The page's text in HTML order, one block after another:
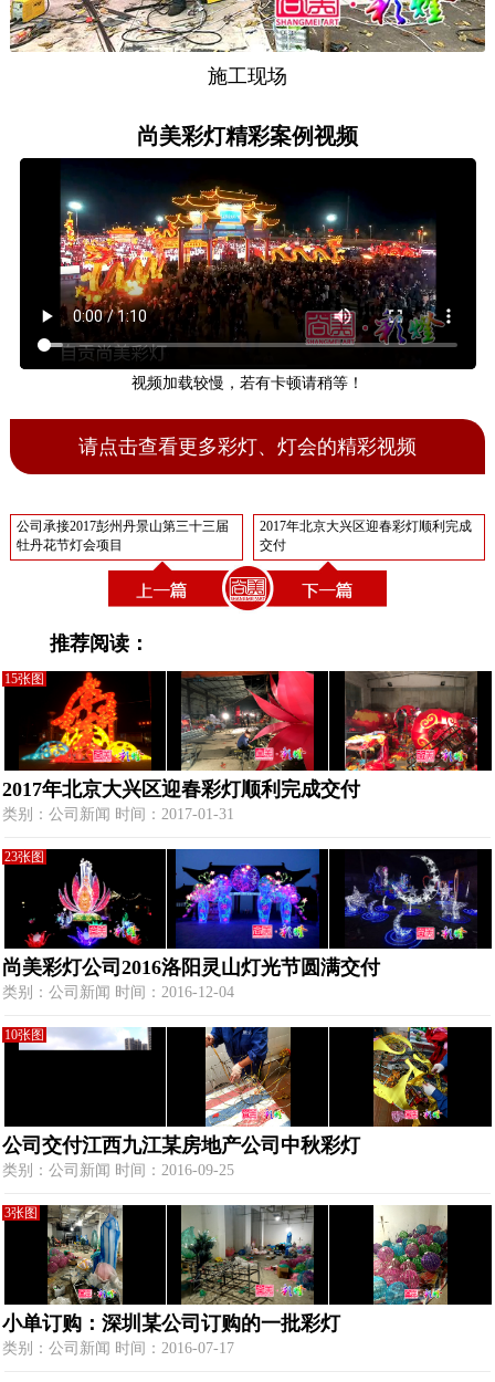
施工现场
尚美彩灯精彩案例视频
视频加载较慢，若有卡顿请稍等！
请点击查看更多彩灯、灯会的精彩视频
公司承接2017彭州丹景山第三十三届
牡丹花节灯会项目
2017年北京大兴区迎春彩灯顺利完成
交付
推荐阅读：
15张图
2017年北京大兴区迎春彩灯顺利完成交付
类别：公司新闻 时间：2017-01-31
23张图
尚美彩灯公司2016洛阳灵山灯光节圆满交付
类别：公司新闻 时间：2016-12-04
10张图
公司交付江西九江某房地产公司中秋彩灯
类别：公司新闻 时间：2016-09-25
3张图
小单订购：深圳某公司订购的一批彩灯
类别：公司新闻 时间：2016-07-17